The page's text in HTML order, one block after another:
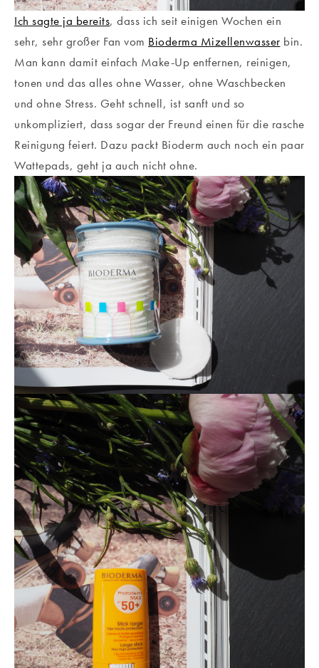
Ich sagte ja bereits, dass ich seit einigen Wochen ein
sehr, sehr großer Fan vom Bioderma Mizellenwasser bin.
Man kann damit einfach Make-Up entfernen, reinigen,
tonen und das alles ohne Wasser, ohne Waschbecken
und ohne Stress. Geht schnell, ist sanft und so
unkompliziert, dass sogar der Freund einen für die rasche
Reinigung feiert. Dazu packt Bioderm auch noch ein paar
Wattepads, geht ja auch nicht ohne.